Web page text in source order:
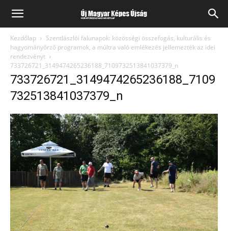
Kezdőlap
Szentlászlói falunapok: közösségi összefogás, kulturális és
hagyományőrző programok, a múltra való emlékezés jellemezték az idei
rendezvényt
733726721_3149474265236188_7109732513841037379_n
733726721_3149474265236188_7109
732513841037379_n